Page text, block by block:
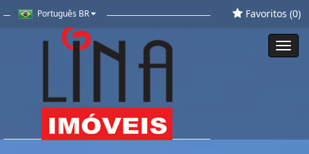
Português BR Favoritos (0)